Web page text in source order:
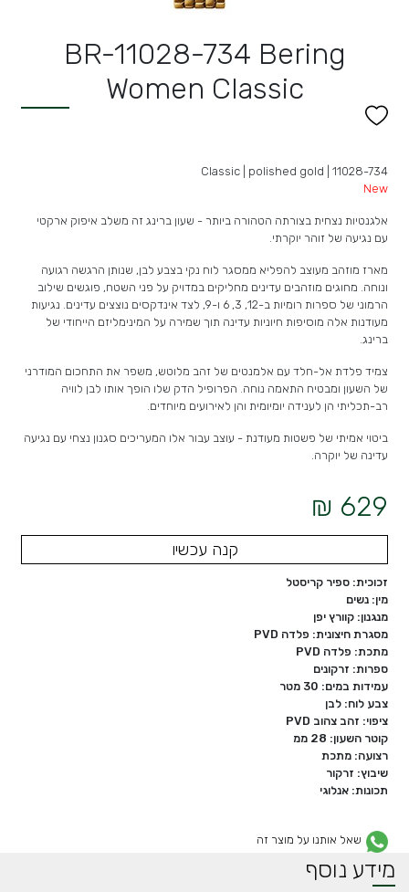
BR-11028-734 Bering
Women Classic
Classic | polished gold | 11028-734
New
אלגנטיות נצחית בצורתה הטהורה ביותר - שעון ברינג זה משלב איפוק ארקטי
עם נגיעה של זוהר יוקרתי.
מארז מוזהב מעוצב להפליא ממסגר לוח נקי בצבע לבן, שנותן הרגשה רגועה
ונוחה. מחוגים מוזהבים עדינים מחליקים במדויק על פני השטח, פוגשים שילוב
הרמוני של ספרות רומיות ב-12, 3, 6 ו-9, לצד אינדקסים נוצצים עדינים. נגיעות
מעודנות אלה מוסיפות חיוניות עדינה תוך שמירה על המינימליזם הייחודי של
ברינג.
צמיד פלדת אל-חלד עם אלמנטים של זהב מלוטש, משפר את התחכום המודרני
של השעון ומבטיח התאמה נוחה. הפרופיל הדק שלו הופך אותו לבן לוויה
רב-תכליתי הן לענידה יומיומית והן לאירועים מיוחדים.
ביטוי אמיתי של פשטות מעודנת - עוצב עבור אלו המעריכים סגנון נצחי עם נגיעה
עדינה של יוקרה.
629 ₪
קנה עכשיו
זכוכית: ספיר קריסטל
מין: נשים
מנגנון: קוורץ יפן
מסגרת חיצונית: פלדה PVD
מתכת: פלדה PVD
ספרות: זרקונים
עמידות במים: 30 מטר
צבע לוח: לבן
ציפוי: זהב צהוב PVD
קוטר השעון: 28 ממ
רצועה: מתכת
שיבוץ: זרקור
תכונות: אנלוגי
שאל אותנו על מוצר זה
מידע נוסף